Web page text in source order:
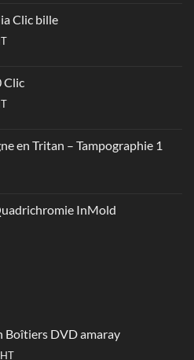
Clic bille
Clic
en Tritan – Tampographie 1
InMold
Boîtiers DVD amaray
HT